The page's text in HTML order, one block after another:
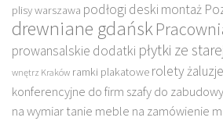
plisy warszawa podłogi deski montaż
drewniane gdańsk
prowansalskie dodatki płytki ze
wnętrz Kraków ramki plakatowe rolety
konferencyjne do firm szafy do
na wymiar tanie meble na zamówienie